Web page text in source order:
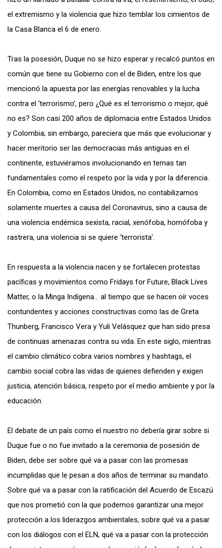
el extremismo y la violencia que hizo temblar los cimientos de
la Casa Blanca el 6 de enero.
Tras la posesión, Duque no se hizo esperar y recalcó puntos en
común que tiene su Gobierno con el de Biden, entre los que
mencionó la apuesta por las energías renovables y la lucha
contra el ‘terrorismo’, pero ¿Qué es el terrorismo o mejor, qué
no es? Son casi 200 años de diplomacia entre Estados Unidos
y Colombia; sin embargo, pareciera que más que evolucionar y
hacer meritorio ser las democracias más antiguas en el
continente, estuviéramos involucionando en temas tan
fundamentales como el respeto por la vida y por la diferencia.
En Colombia, como en Estados Unidos, no contabilizamos
solamente muertes a causa del Coronavirus, sino a causa de
una violencia endémica sexista, racial, xenófoba, homófoba y
rastrera, una violencia si se quiere ‘terrorista’.
En respuesta a la violencia nacen y se fortalecen protestas
pacíficas y movimientos como Fridays for Future, Black Lives
Matter, o la Minga Indígena… al tiempo que se hacen oír voces
contundentes y acciones constructivas como las de Greta
Thunberg, Francisco Vera y Yuli Velásquez que han sido presa
de continuas amenazas contra su vida. En este siglo, mientras
el cambio climático cobra varios nombres y hashtags, el
cambio social cobra las vidas de quienes defienden y exigen
justicia, atención básica, respeto por el medio ambiente y por la
educación.
El debate de un país como el nuestro no debería girar sobre si
Duque fue o no fue invitado a la ceremonia de posesión de
Biden, debe ser sobre qué va a pasar con las promesas
incumplidas que le pesan a dos años de terminar su mandato.
Sobre qué va a pasar con la ratificación del Acuerdo de Escazú
que nos prometió con la que podemos garantizar una mejor
protección a los liderazgos ambientales, sobre qué va a pasar
con los diálogos con el ELN, qué va a pasar con la protección